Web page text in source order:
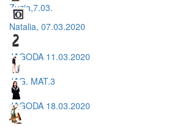
Zuzia,7.03.
Natalia, 07.03.2020
JAGODA 11.03.2020
JAG. MAT.3
JAGODA 18.03.2020